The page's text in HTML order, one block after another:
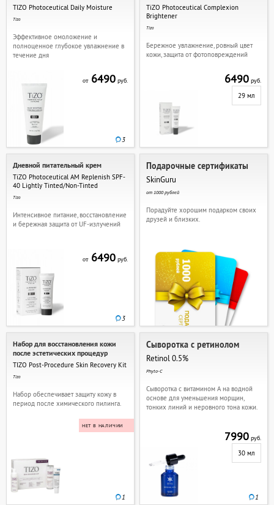
TIZO Photoceutical Daily Moisture
Tizo
Эффективное омоложение и
полноценное глубокое увлажнение в
течение дня
от6490руб.
3
TiZO Photoceutical Complexion
Brightеner
Tizo
Бережное увлажнение, ровный цвет
кожи, защита от фотоповреждений
6490руб.
29 мл
Дневной питательный крем
TiZO Photoceutical AM Replenish SPF-
40 Lightly Tinted/Non-Tinted
Tizo
Интенсивное питание, восстановление
и бережная защита от UF-излучений
от6490руб.
3
Подарочные сертификаты
SkinGuru
от 1000 рублей
Порадуйте хорошим подарком своих
друзей и близких.
Набор для восстановления кожи
после эстетических процедур
TIZO Post-Procedure Skin Recovery Kit
Tizo
НЕТ В НАЛИЧИИ
Набор обеспечивает защиту кожу в
период после химического пилинга.
1
Сыворотка с ретинолом
Retinol 0.5%
Phyto-C
Сыворотка с витамином А на водной
основе для уменьшения морщин,
тонких линий и неровного тона кожи.
7990руб.
30 мл
1